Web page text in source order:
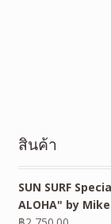
สินค้า
SUN SURF
ALOHA" by